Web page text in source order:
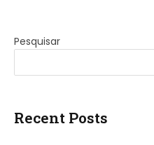
Pesquisar
Recent Posts